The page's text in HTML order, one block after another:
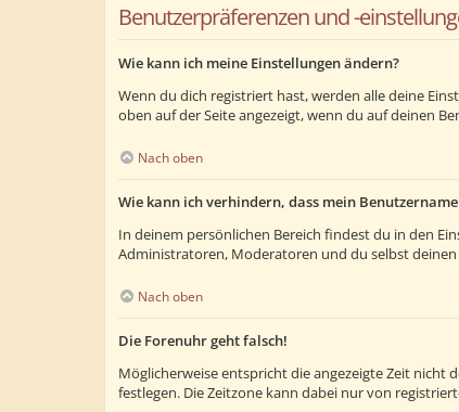
Benutzerpräferenzen und -
Wie kann ich meine Einstellungen ändern?
Wenn du dich registriert hast, werden alle deine
oben auf der Seite angezeigt, wenn du auf deinen
Nach oben
Wie kann ich verhindern, dass mein
In deinem persönlichen Bereich findest du in den
Administratoren, Moderatoren und du selbst
Nach oben
Die Forenuhr geht falsch!
Möglicherweise entspricht die angezeigte Zeit nicht
festlegen. Die Zeitzone kann dabei nur von